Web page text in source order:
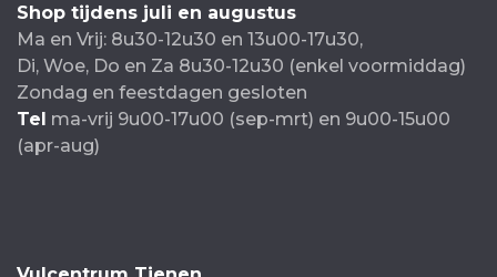
Shop tijdens juli en augustus
Ma en Vrij: 8u30-12u30 en 13u00-17u30,
Di, Woe, Do en Za 8u30-12u30 (enkel voormiddag)
Zondag en feestdagen gesloten
Tel ma-vrij 9u00-17u00 (sep-mrt) en 9u00-15u00
(apr-aug)